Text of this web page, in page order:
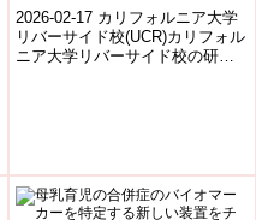
2026-02-17 カリフォルニア大学
リバーサイド校(UCR)カリフォル
ニア大学リバーサイド校の研究